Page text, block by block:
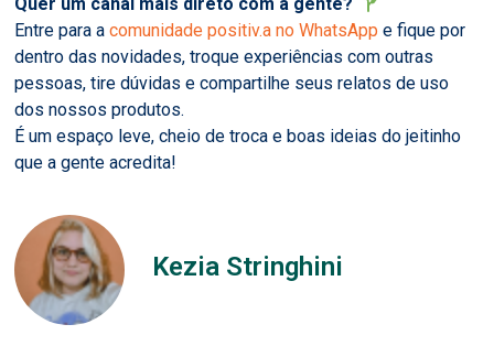
Quer um canal mais direto com a gente?
Entre para acomunidade positiv.a no WhatsApp e fique por
dentro das novidades, troque experiências com outras
pessoas, tire dúvidas e compartilhe seus relatos de uso
dos nossos produtos.
É um espaço leve, cheio de troca e boas ideias do jeitinho
que a gente acredita!
Kezia Stringhini